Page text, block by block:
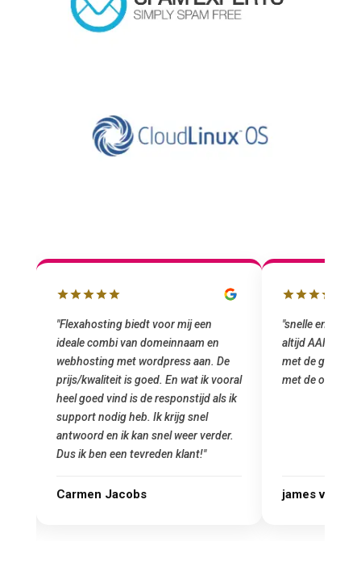
"snelle en vriendelijke service. staat
altijd AAN (: fijne prijzen vergeleken
met de grote jongens en dus nu al blij
met de overstap!"
james van oranje
"Top service. Ik
het installeren
was meteen
gemaakt. Top
Marcel Thijs